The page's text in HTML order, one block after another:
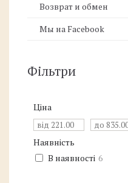
Возврат и обмен
Мы на Facebook
Фільтри
Ціна
Наявність
В наявності 6